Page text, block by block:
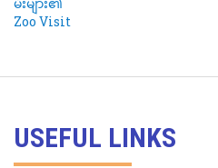
USEFUL LINKS